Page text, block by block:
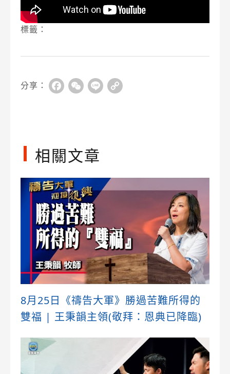
標籤：
分享： FacebookWeChat
Line
相關文章
8月25日《禱告大軍》勝過苦難所得的
雙福 | 王秉韻主領(敬拜：恩典已降臨)